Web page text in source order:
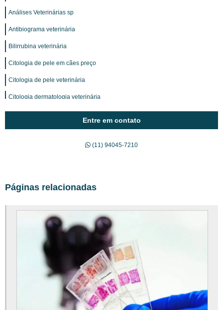
Análises Veterinárias sp
Antibiograma veterinária
Bilirrubina veterinária
Citologia de pele em cães preço
Citologia de pele veterinária
Citologia dermatologia veterinária
Citologia em cães valor
Citopatologia veterinária diagnóstica
Clínica de Serviços Veterinários
Creatinina exame valor de referência
Diagnósticos de veterinário
Eletrólitos veterinária
Empresa Clínica Veterinária
Empresa de Análises Veterinárias
Entre em contato
(11) 94045-7210
Páginas relacionadas